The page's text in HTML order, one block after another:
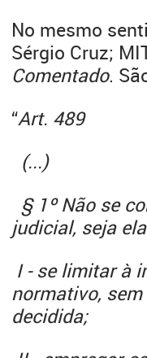
No mesmo
Sérgio Cruz;
Comentado.
“Art. 489
(...)
§ 1º Não se
judicial, seja
I - se limitar à
normativo,
decidida;